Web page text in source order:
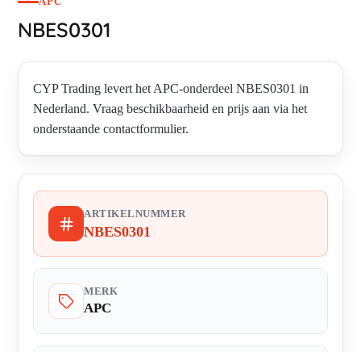
NBES0301
CYP Trading levert het APC-onderdeel NBES0301 in
Nederland. Vraag beschikbaarheid en prijs aan via het
onderstaande contactformulier.
ARTIKELNUMMER
NBES0301
MERK
APC